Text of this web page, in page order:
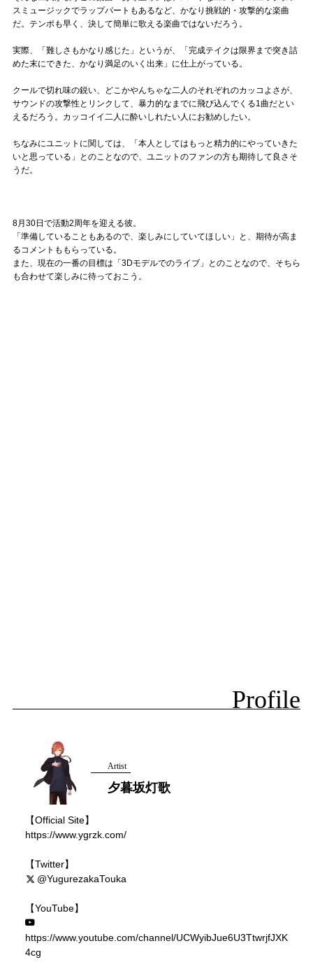
スミュージックでラップパートもあるなど、かなり挑戦的・攻撃的な楽曲
だ。テンポも早く、決して簡単に歌える楽曲ではないだろう。
実際、「難しさもかなり感じた」というが、「完成テイクは限界まで突き詰
めた末にできた、かなり満足のいく出来」に仕上がっている。
クールで切れ味の鋭い、どこかやんちゃな二人のそれぞれのカッコよさが、
サウンドの攻撃性とリンクして、暴力的なまでに飛び込んでくる1曲だとい
えるだろう。カッコイイ二人に酔いしれたい人にお勧めしたい。
ちなみにユニットに関しては、「本人としてはもっと精力的にやっていきた
いと思っている」とのことなので、ユニットのファンの方も期待して良さそ
うだ。
8月30日で活動2周年を迎える彼。
「準備していることもあるので、楽しみにしていてほしい」と、期待が高ま
るコメントももらっている。
また、現在の一番の目標は「3Dモデルでのライブ」とのことなので、そちら
も合わせて楽しみに待っておこう。
Profile
Artist
夕暮坂灯歌
【Official Site】
https://www.ygrzk.com/
【Twitter】
@YugurezakaTouka
【YouTube】
https://www.youtube.com/channel/UCWyibJue6U3TtwrjfJXK
4cg